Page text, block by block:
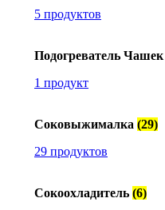
5 продуктов
Подогреватель Чашек
1 продукт
Соковыжималка (29)
29 продуктов
Сокоохладитель (6)